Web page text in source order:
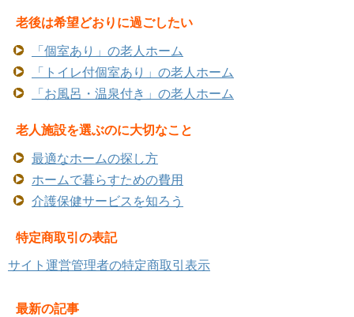
老後は希望どおりに過ごしたい
「個室あり」の老人ホーム
「トイレ付個室あり」の老人ホーム
「お風呂・温泉付き」の老人ホーム
老人施設を選ぶのに大切なこと
最適なホームの探し方
ホームで暮らすための費用
介護保健サービスを知ろう
特定商取引の表記
サイト運営管理者の特定商取引表示
最新の記事